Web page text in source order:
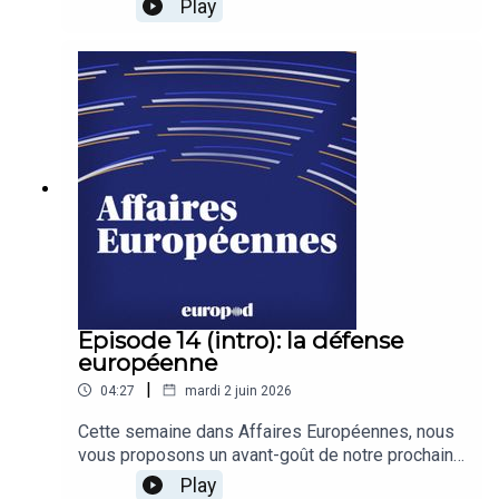
défense. Avant de découvrir notre entretien en
trois parties la semaine prochaine, nous vous
invitons à écouter un épisode du Brief Européen
consacré à la Pologne. Bonne écoute.
Play
Episode 14 (intro): la défense
européenne
04:27 | mardi 2 juin 2026
Cette semaine dans Affaires Européennes, nous
vous proposons un avant-goût de notre prochaine
série consacrée aux questions de défense. Avant
Play